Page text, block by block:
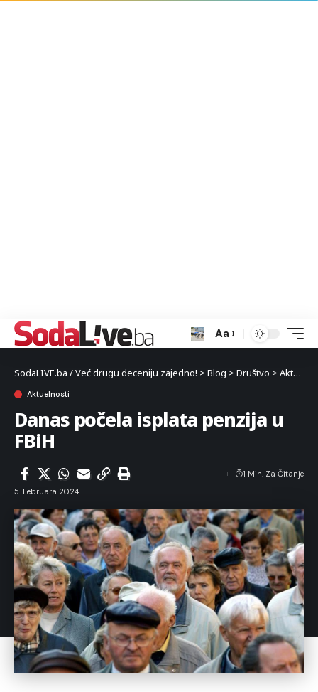
Aa
SodaLIVE.ba / Već drugu deceniju zajedno! > Blog > Društvo > Aktuelnosti
Aktuelnosti
Danas počela isplata penzija u
FBiH
5. Februara 2024.
1 Min. Za Čitanje